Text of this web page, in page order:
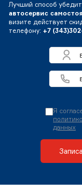
Лучший способ
автосервис
визите действует
телефону: +7
Я
данных